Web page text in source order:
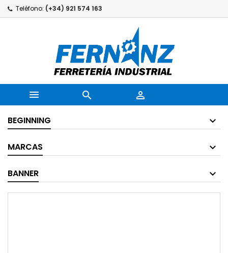
Teléfono: (+34) 921 574 163
  
BEGINNING
MARCAS
BANNER